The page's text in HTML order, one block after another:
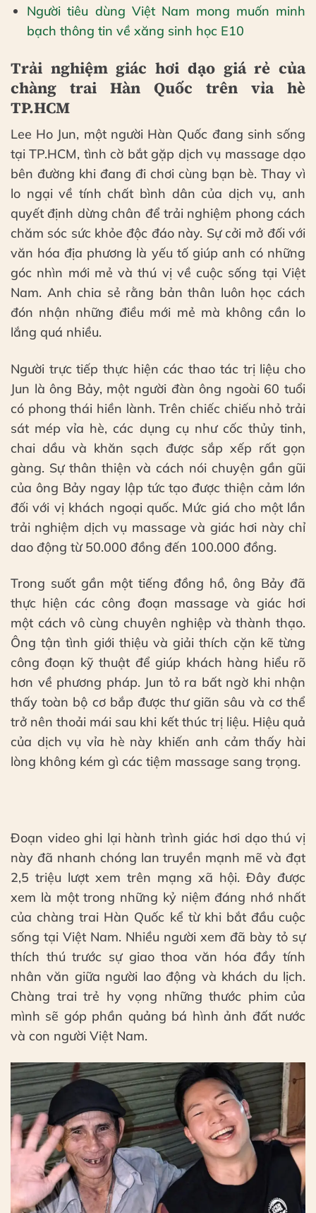
Người tiêu dùng Việt Nam mong muốn minh
bạch thông tin về xăng sinh học E10
Trải nghiệm giác hơi dạo giá rẻ của
chàng trai Hàn Quốc trên vỉa hè
TP.HCM
Lee Ho Jun, một người Hàn Quốc đang sinh sống
tại TP.HCM, tình cờ bắt gặp dịch vụ massage dạo
bên đường khi đang đi chơi cùng bạn bè. Thay vì
lo ngại về tính chất bình dân của dịch vụ, anh
quyết định dừng chân để trải nghiệm phong cách
chăm sóc sức khỏe độc đáo này. Sự cởi mở đối với
văn hóa địa phương là yếu tố giúp anh có những
góc nhìn mới mẻ và thú vị về cuộc sống tại Việt
Nam. Anh chia sẻ rằng bản thân luôn học cách
đón nhận những điều mới mẻ mà không cần lo
lắng quá nhiều.
Người trực tiếp thực hiện các thao tác trị liệu cho
Jun là ông Bảy, một người đàn ông ngoài 60 tuổi
có phong thái hiền lành. Trên chiếc chiếu nhỏ trải
sát mép vỉa hè, các dụng cụ như cốc thủy tinh,
chai dầu và khăn sạch được sắp xếp rất gọn
gàng. Sự thân thiện và cách nói chuyện gần gũi
của ông Bảy ngay lập tức tạo được thiện cảm lớn
đối với vị khách ngoại quốc. Mức giá cho một lần
trải nghiệm dịch vụ massage và giác hơi này chỉ
dao động từ 50.000 đồng đến 100.000 đồng.
Trong suốt gần một tiếng đồng hồ, ông Bảy đã
thực hiện các công đoạn massage và giác hơi
một cách vô cùng chuyên nghiệp và thành thạo.
Ông tận tình giới thiệu và giải thích cặn kẽ từng
công đoạn kỹ thuật để giúp khách hàng hiểu rõ
hơn về phương pháp. Jun tỏ ra bất ngờ khi nhận
thấy toàn bộ cơ bắp được thư giãn sâu và cơ thể
trở nên thoải mái sau khi kết thúc trị liệu. Hiệu quả
của dịch vụ vỉa hè này khiến anh cảm thấy hài
lòng không kém gì các tiệm massage sang trọng.
Đoạn video ghi lại hành trình giác hơi dạo thú vị
này đã nhanh chóng lan truyền mạnh mẽ và đạt
2,5 triệu lượt xem trên mạng xã hội. Đây được
xem là một trong những kỷ niệm đáng nhớ nhất
của chàng trai Hàn Quốc kể từ khi bắt đầu cuộc
sống tại Việt Nam. Nhiều người xem đã bày tỏ sự
thích thú trước sự giao thoa văn hóa đầy tính
nhân văn giữa người lao động và khách du lịch.
Chàng trai trẻ hy vọng những thước phim của
mình sẽ góp phần quảng bá hình ảnh đất nước
và con người Việt Nam.